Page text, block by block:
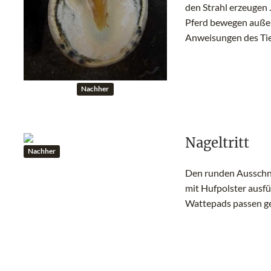
Nachher
den Strahl
Pferd bewegen
Anweisungen des
Nachher
Nageltritt
Den runden
mit Hufpolster
Wattepads passen